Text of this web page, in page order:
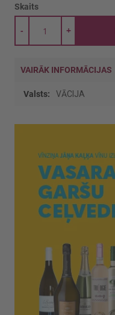
Skaits
+
-
VAIRĀK INFORMĀCIJAS
Vairāk
VĀCIJA